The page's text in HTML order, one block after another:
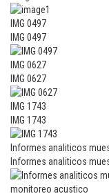
IMG 0497
IMG 0497
IMG 0627
IMG 0627
IMG 1743
IMG 1743
Informes analiticos
Informes analiticos
monitoreo acustico